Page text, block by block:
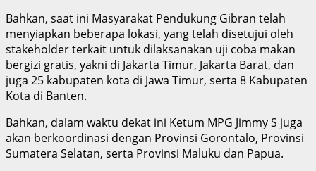
Bahkan, saat ini Masyarakat Pendukung Gibran telah
menyiapkan beberapa lokasi, yang telah disetujui oleh
stakeholder terkait untuk dilaksanakan uji coba makan
bergizi gratis, yakni di Jakarta Timur, Jakarta Barat, dan
juga 25 kabupaten kota di Jawa Timur, serta 8 Kabupaten
Kota di Banten.
Bahkan, dalam waktu dekat ini Ketum MPG Jimmy S juga
akan berkoordinasi dengan Provinsi Gorontalo, Provinsi
Sumatera Selatan, serta Provinsi Maluku dan Papua.